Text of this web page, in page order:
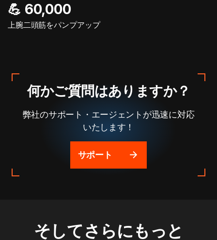
💪 60,000
上腕二頭筋をパンプアップ
何かご質問はありますか？
弊社のサポート・エージェントが迅速に対応
いたします！
サポート
そしてさらにもっと